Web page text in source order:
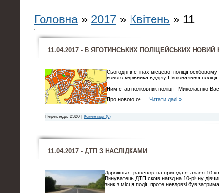
Головна» 2017 » Квітень » 11
11.04.2017 - В ЯГОТИНСЬКИХ ПОЛІЦЕЙСЬКИХ НОВИЙ
Сьогодні в стінах місцевої поліції
нового керівника відділу Національної поліції
Ним став полковник поліції - Миколаєнко
Про нового оч
Читати далі »
Перегляди: 2320 | Коментарі (0)
11.04.2017 - ДТП З НАСЛІДКАМИ
Дорожньо-транспортна пригода сталася 10
Винуватець ДТП скоїв наїзд на 10-річну
зник з місця події, проте невдовзі був